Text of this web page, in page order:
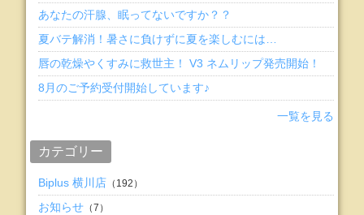
あなたの汗腺、眠ってないですか？？
夏バテ解消！暑さに負けずに夏を楽しむには…
唇の乾燥やくすみに救世主！ V3 ネムリップ発売開始！
8月のご予約受付開始しています♪
一覧を見る
カテゴリー
Biplus 横川店 （192）
お知らせ （7）